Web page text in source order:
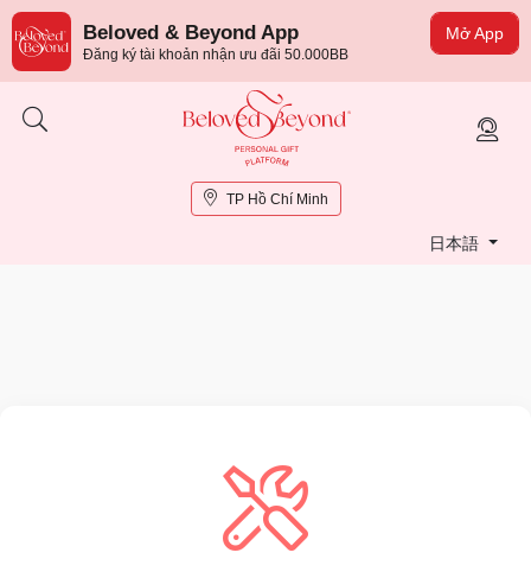
Mở App
Beloved & Beyond App
Đăng ký tài khoản nhận ưu đãi 50.000BB
TP Hồ Chí Minh
日本語